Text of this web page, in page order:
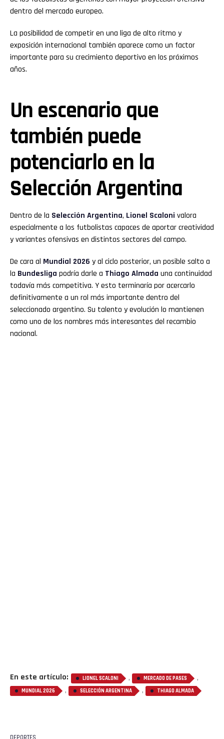
dentro del mercado europeo.
La posibilidad de competir en una liga de alto ritmo y
exposición internacional también aparece como un factor
importante para su crecimiento deportivo en los próximos
años.
Un escenario que
también puede
potenciarlo en la
Selección Argentina
Dentro de la Selección Argentina, Lionel Scaloni valora
especialmente a los futbolistas capaces de aportar creatividad
y variantes ofensivas en distintos sectores del campo.
De cara al Mundial 2026 y al ciclo posterior, un posible salto a
la Bundesliga podría darle a Thiago Almada una continuidad
todavía más competitiva. Y esto terminaría por acercarlo
definitivamente a un rol más importante dentro del
seleccionado argentino. Su talento y evolución lo mantienen
como uno de los nombres más interesantes del recambio
nacional.
En este artículo: LIONEL SCALONI , MERCADO DE PASES ,
MUNDIAL 2026 , SELECCIÓN ARGENTINA , THIAGO ALMADA
Flipboard